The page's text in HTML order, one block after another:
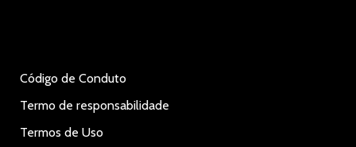
Código de Conduto
Termo de responsabilidade
Termos de Uso